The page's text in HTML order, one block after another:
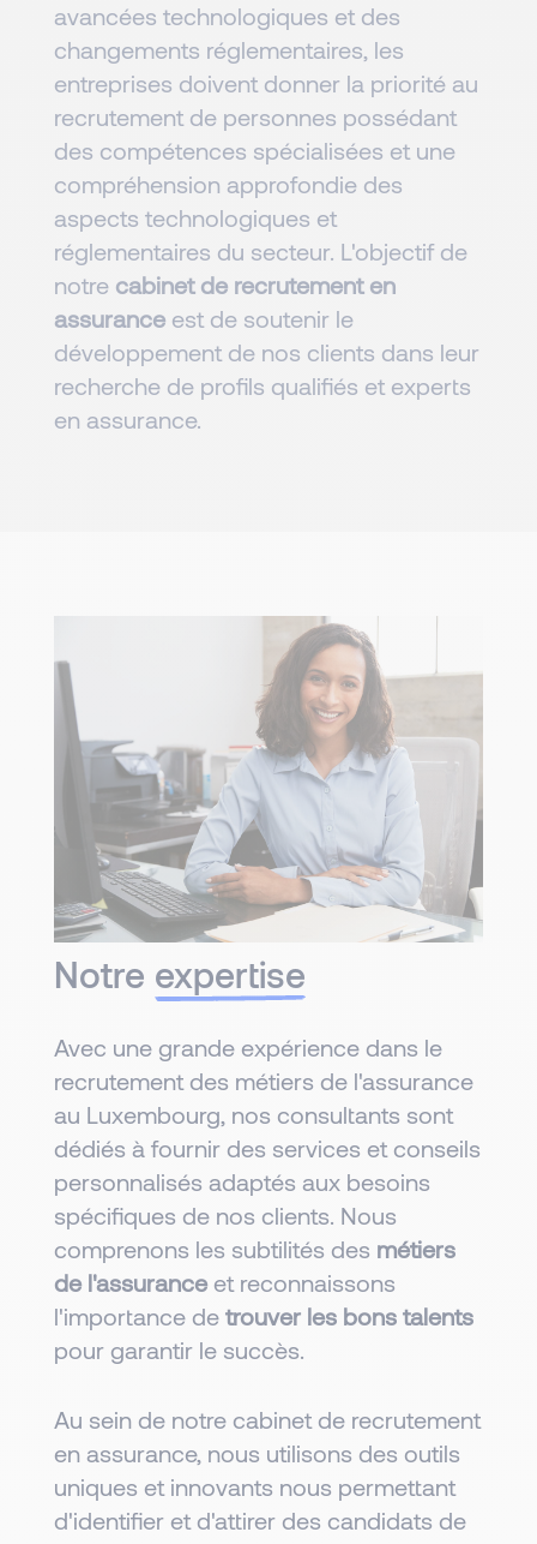
avancées technologiques et des
changements réglementaires, les
entreprises doivent donner la priorité au
recrutement de personnes possédant
des compétences spécialisées et une
compréhension approfondie des
aspects technologiques et
réglementaires du secteur. L'objectif de
notre cabinet de recrutement en
assurance est de soutenir le
développement de nos clients dans leur
recherche de profils qualifiés et experts
en assurance.
Notre expertise
Avec une grande expérience dans le
recrutement des métiers de l'assurance
au Luxembourg, nos consultants sont
dédiés à fournir des services et conseils
personnalisés adaptés aux besoins
spécifiques de nos clients. Nous
comprenons les subtilités des métiers
de l'assuranceet reconnaissons
l'importance de trouver les bons talents
pour garantir le succès.
Au sein de notre cabinet de recrutement
en assurance, nous utilisons des outils
uniques et innovants nous permettant
d'identifier et d'attirer des candidats de